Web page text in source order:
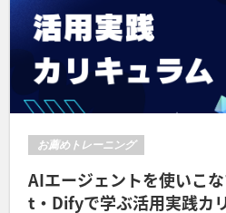
お薦めトレーニング
AIエージェントを使いこ
t・Difyで学ぶ活用実践カ